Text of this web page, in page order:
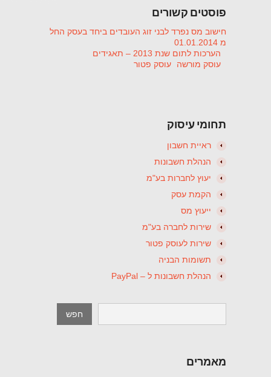
פוסטים קשורים
חישוב מס נפרד לבני זוג העובדים ביחד בעסק החל
מ 01.01.2014
הערכות לתום שנת 2013 – תאגידים
עוסק מורשה
עוסק פטור
תחומי עיסוק
ראיית חשבון
הנהלת חשבונות
יעוץ לחברות בע"מ
הקמת עסק
ייעוץ מס
שירות לחברה בע"מ
שירות לעוסק פטור
תשומות הבניה
הנהלת חשבונות ל – PayPal
מאמרים